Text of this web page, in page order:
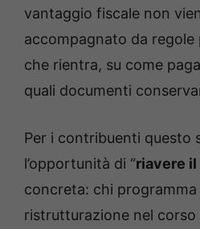
vantaggio fiscale non
accompagnato da regole
che rientra, su come
quali documenti
Per i contribuenti questo
l’opportunità di “riavere il
concreta: chi programma
ristrutturazione nel